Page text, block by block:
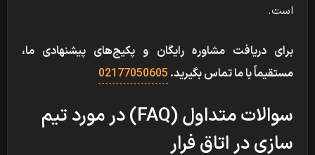
است.
برای دریافت مشاوره رایگان و پکیج‌های پیشنهادی ما،
مستقیماً با ما تماس بگیرید.02177050605
سوالات متداول (FAQ) در مورد تیم
سازی در اتاق فرار